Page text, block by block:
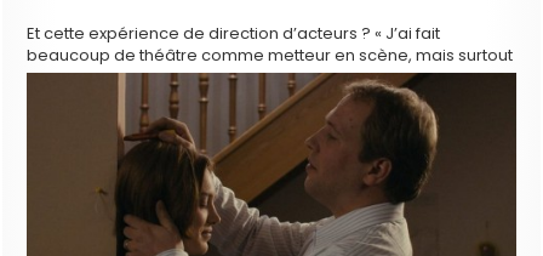
Et cette expérience de direction d’acteurs ? « J’ai fait
beaucoup de théâtre comme metteuren scène, mais surtout